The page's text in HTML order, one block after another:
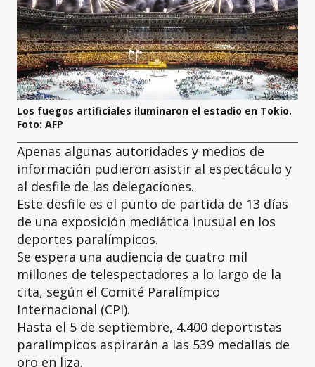
Los fuegos artificiales iluminaron el estadio en Tokio.
Foto: AFP
Apenas algunas autoridades y medios de
información pudieron asistir al espectáculo y
al desfile de las delegaciones.
Este desfile es el punto de partida de 13 días
de una exposición mediática inusual en los
deportes paralímpicos.
Se espera una audiencia de cuatro mil
millones de telespectadores a lo largo de la
cita, según el Comité Paralímpico
Internacional (CPI).
Hasta el 5 de septiembre, 4.400 deportistas
paralímpicos aspirarán a las 539 medallas de
oro en liza.